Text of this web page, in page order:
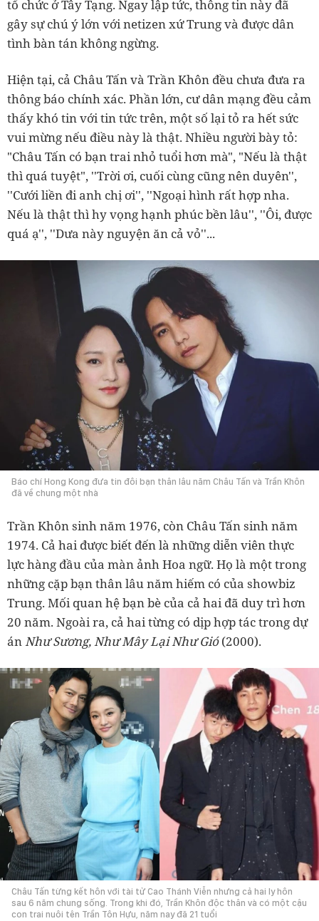
tổ chức ở Tây Tạng. Ngay lập tức, thông tin này đã
gây sự chú ý lớn với netizen xứ Trung và được dân
tình bàn tán không ngừng.
Hiện tại, cả Châu Tấn và Trần Khôn đều chưa đưa ra
thông báo chính xác. Phần lớn, cư dân mạng đều cảm
thấy khó tin với tin tức trên, một số lại tỏ ra hết sức
vui mừng nếu điều này là thật. Nhiều người bày tỏ:
"Châu Tấn có bạn trai nhỏ tuổi hơn mà", "Nếu là thật
thì quá tuyệt", ''Trời ơi, cuối cùng cũng nên duyên'',
''Cưới liền đi anh chị ơi'', ''Ngoại hình rất hợp nha.
Nếu là thật thì hy vọng hạnh phúc bền lâu'', ''Ôi, được
quá ạ'', ''Dưa này nguyện ăn cả vỏ''...
Báo chí Hong Kong đưa tin đôi bạn thân lâu năm Châu Tấn và Trần Khôn
đã về chung một nhà
Trần Khôn sinh năm 1976, còn Châu Tấn sinh năm
1974. Cả hai được biết đến là những diễn viên thực
lực hàng đầu của màn ảnh Hoa ngữ. Họ là một trong
những cặp bạn thân lâu năm hiếm có của showbiz
Trung. Mối quan hệ bạn bè của cả hai đã duy trì hơn
20 năm. Ngoài ra, cả hai từng có dịp hợp tác trong dự
án Như Sương, Như Mây Lại Như Gió(2000).
Châu Tấn từng kết hôn với tài tử Cao Thánh Viễn nhưng cả hai ly hôn
sau 6 năm chung sống. Trong khi đó, Trần Khôn độc thân và có một cậu
con trai nuôi tên Trần Tôn Hựu, năm nay đã 21 tuổi